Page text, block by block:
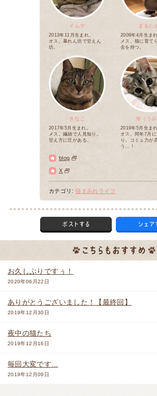
イムヤ
2013年11月生まれ。
オス。暴れん坊で甘えん
坊。
まるた
2009年4月生まれ
メス。猫に育て
去を持つ。
きなこ
2017年5月生まれ。
メス。繊細で人見知り。
甘え方に圧がある。
海（うみ
2019年5月生まれ
オス。同年7月
り。コミュ力が
う…！
blog
X
カテゴリ:猫まみれライフ
お久しぶりですぅ！
2020年06月22日
ありがとうございました！【最終回】
2019年12月30日
夜中の猫たち
2019年12月16日
毎回大変です...
2019年12月09日